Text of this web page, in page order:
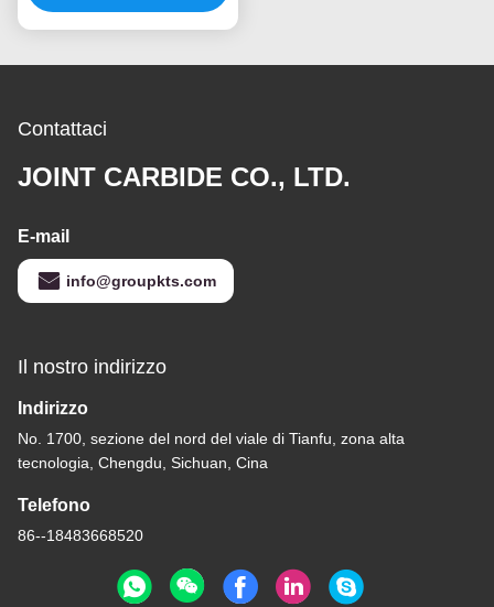
Personalizzate, Gambo
Trapano per
Contattaci
JOINT CARBIDE CO., LTD.
E-mail
info@groupkts.com
Il nostro indirizzo
Indirizzo
No. 1700, sezione del nord del viale di Tianfu, zona alta
tecnologia, Chengdu, Sichuan, Cina
Telefono
86--18483668520